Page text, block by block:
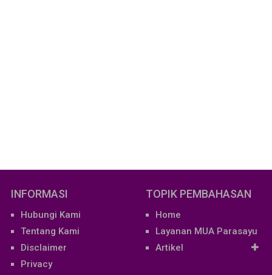
INFORMASI
Hubungi Kami
Tentang Kami
Disclaimer
Privacy
TOPIK PEMBAHASAN
Home
Layanan MUA Parasayu
Artikel